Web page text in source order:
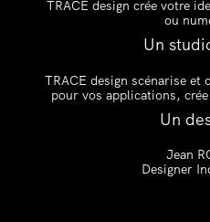
TRACE design crée votre
ou
Un
TRACE design scénarise
pour vos applications,
Un
Jean
Designer